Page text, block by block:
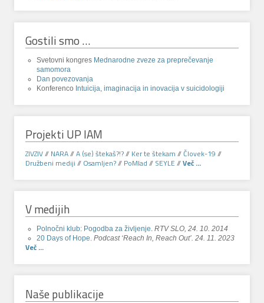
Gostili smo …
Svetovni kongres Mednarodne zveze za preprečevanje
samomora
Dan povezovanja
Konferenco Intuicija, imaginacija in inovacija v suicidologiji
Projekti UP IAM
ZIVZIV// NARA//A (se) štekaš?!?// Ker te štekam //Človek-19 //
Družbeni mediji // Osamljen?// PoMlad // SEYLE //Več ...
V medijih
Polnočni klub: Pogodba za življenje. RTV SLO, 24. 10. 2014
20 Days of Hope. Podcast ‘Reach In, Reach Out’. 24. 11. 2023
Več ...
Naše publikacije